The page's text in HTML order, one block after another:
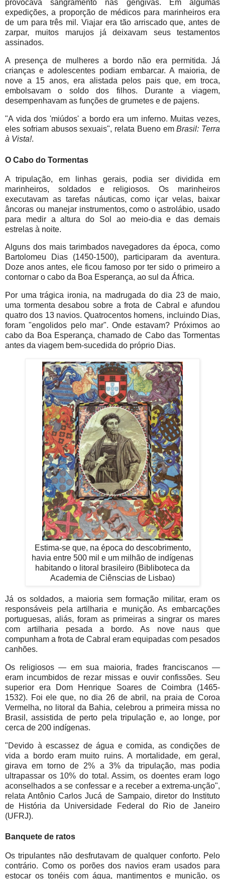
provocava sangramento nas gengivas. Em algumas
expedições, a proporção de médicos para marinheiros era
de um para três mil. Viajar era tão arriscado que, antes de
zarpar, muitos marujos já deixavam seus testamentos
assinados.
A presença de mulheres a bordo não era permitida. Já
crianças e adolescentes podiam embarcar. A maioria, de
nove a 15 anos, era alistada pelos pais que, em troca,
embolsavam o soldo dos filhos. Durante a viagem,
desempenhavam as funções de grumetes e de pajens.
"A vida dos 'miúdos' a bordo era um inferno. Muitas vezes,
eles sofriam abusos sexuais", relata Bueno emBrasil: Terra
à Vista!.
O Cabo do Tormentas
A tripulação, em linhas gerais, podia ser dividida em
marinheiros, soldados e religiosos. Os marinheiros
executavam as tarefas náuticas, como içar velas, baixar
âncoras ou manejar instrumentos, como o astrolábio, usado
para medir a altura do Sol ao meio-dia e das demais
estrelas à noite.
Alguns dos mais tarimbados navegadores da época, como
Bartolomeu Dias (1450-1500), participaram da aventura.
Doze anos antes, ele ficou famoso por ter sido o primeiro a
contornar o cabo da Boa Esperança, ao sul da África.
Por uma trágica ironia, na madrugada do dia 23 de maio,
uma tormenta desabou sobre a frota de Cabral e afundou
quatro dos 13 navios. Quatrocentos homens, incluindo Dias,
foram "engolidos pelo mar". Onde estavam? Próximos ao
cabo da Boa Esperança, chamado de Cabo das Tormentas
antes da viagem bem-sucedida do próprio Dias.
Estima-se que, na época do descobrimento,
havia entre 500 mil e um milhão de indígenas
habitando o litoral brasileiro (Bibliboteca da
Academia de Ciênscias de Lisbao)
Já os soldados, a maioria sem formação militar, eram os
responsáveis pela artilharia e munição. As embarcações
portuguesas, aliás, foram as primeiras a singrar os mares
com artilharia pesada a bordo. As nove naus que
compunham a frota de Cabral eram equipadas com pesados
canhões.
Os religiosos — em sua maioria, frades franciscanos —
eram incumbidos de rezar missas e ouvir confissões. Seu
superior era Dom Henrique Soares de Coimbra (1465-
1532). Foi ele que, no dia 26 de abril, na praia de Coroa
Vermelha, no litoral da Bahia, celebrou a primeira missa no
Brasil, assistida de perto pela tripulação e, ao longe, por
cerca de 200 indígenas.
"Devido à escassez de água e comida, as condições de
vida a bordo eram muito ruins. A mortalidade, em geral,
girava em torno de 2% a 3% da tripulação, mas podia
ultrapassar os 10% do total. Assim, os doentes eram logo
aconselhados a se confessar e a receber a extrema-unção",
relata Antônio Carlos Jucá de Sampaio, diretor do Instituto
de História da Universidade Federal do Rio de Janeiro
(UFRJ).
Banquete de ratos
Os tripulantes não desfrutavam de qualquer conforto. Pelo
contrário. Como os porões dos navios eram usados para
estocar os tonéis com água, mantimentos e munição, os